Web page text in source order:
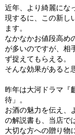
近年、より綺麗にな
現するに、この新し
ます。
なかなかお値段高め
が多いのですが、相
ず捉えてもらえる。
そんな効果があると
昨年は大河ドラマ『
待」。
お酒の魅力を伝え、
の解説書も、当店で
大切な方への贈り物